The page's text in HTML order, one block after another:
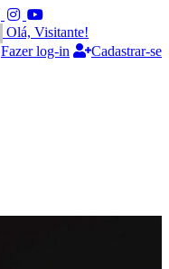
Olá, Visitante!
Fazer log-in
Cadastrar-se